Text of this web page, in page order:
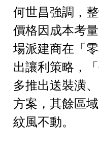
何世昌強調，
價格因成本考
場派建商在「
出讓利策略，
多推出送裝潢
方案，其餘區
紋風不動。